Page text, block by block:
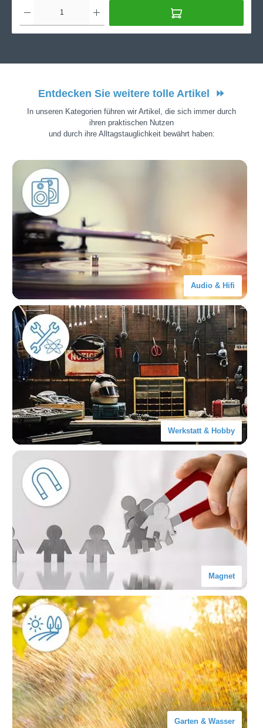
Entdecken Sie weitere tolle Artikel ⏩
In unseren Kategorien führen wir Artikel, die sich immer durch
ihren praktischen Nutzen
und durch ihre Alltagstauglichkeit bewährt haben:
Audio & Hifi
Werkstatt & Hobby
Magnet
Garten & Wasser